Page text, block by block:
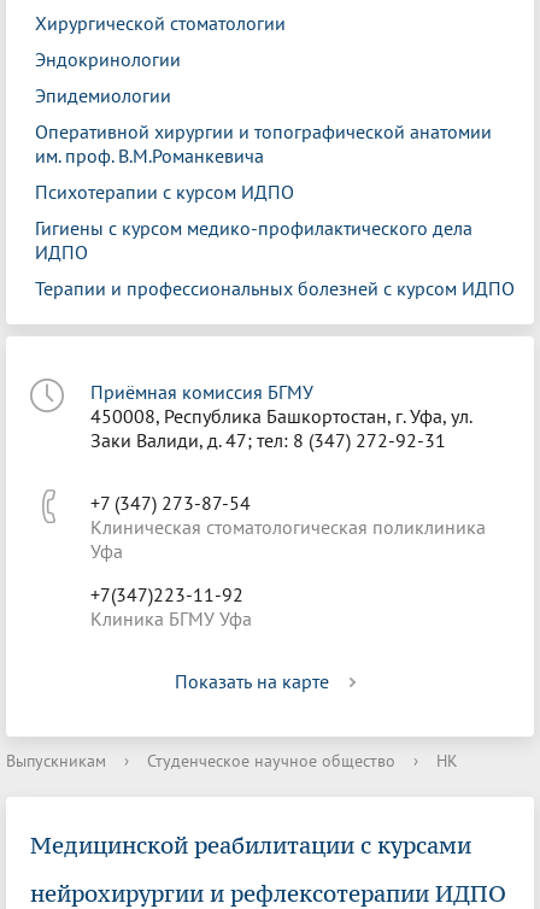
Хирургической стоматологии
Эндокринологии
Эпидемиологии
Оперативной хирургии и топографической анатомии
им. проф. В.М.Романкевича
Психотерапии с курсом ИДПО
Гигиены с курсом медико-профилактического дела
ИДПО
Терапии и профессиональных болезней с курсом ИДПО
Приёмная комиссия БГМУ
450008, Республика Башкортостан, г. Уфа, ул.
Заки Валиди, д. 47; тел: 8 (347) 272-92-31
+7 (347) 273-87-54
Клиническая стоматологическая поликлиника
Уфа
+7(347)223-11-92
Клиника БГМУ Уфа
Показать на карте
Выпускникам › Студенческое научное общество › НК
Медицинской реабилитации с курсами
нейрохирургии и рефлексотерапии ИДПО